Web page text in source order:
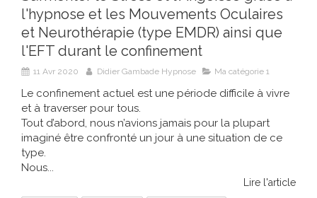
l'hypnose et les Mouvements Oculaires
et Neurothérapie (type EMDR) ainsi que
l'EFT durant le confinement
11 Avr 2020 Didier Gambade Hypnose Ma catégorie 1
Le confinement actuel est une période difficile à vivre
et à traverser pour tous.
Tout d’abord, nous n’avions jamais pour la plupart
imaginé être confronté un jour à une situation de ce
type.
Nous...
Lire l'article